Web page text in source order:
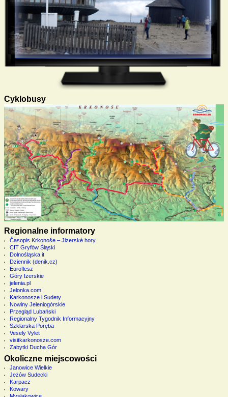
Cyklobusy
Regionalne informatory
Časopis Krkonoše – Jizerské hory
CIT Gryfów Śląski
Dolnośląska it
Dziennik (denik.cz)
Euroflesz
Góry Izerskie
jelenia.pl
Jelonka.com
Karkonosze i Sudety
Nowiny Jeleniogórskie
Przegląd Lubański
Regionalny Tygodnik Informacyjny
Szklarska Poręba
Vesely Vylet
visitkarkonosze.com
Zabytki Ducha Gór
Okoliczne miejscowości
Janowice Wielkie
Jeżów Sudecki
Karpacz
Kowary